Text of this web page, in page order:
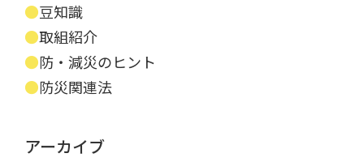
豆知識
取組紹介
防・減災のヒント
防災関連法
アーカイブ